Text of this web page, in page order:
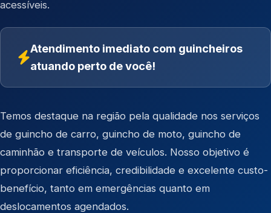
acessíveis.
Atendimento imediato com guincheiros
atuando perto de você!
Temos destaque na região pela qualidade nos serviços
de guincho de carro, guincho de moto, guincho de
caminhão e transporte de veículos. Nosso objetivo é
proporcionar eficiência, credibilidade e excelente custo-
benefício, tanto em emergências quanto em
deslocamentos agendados.